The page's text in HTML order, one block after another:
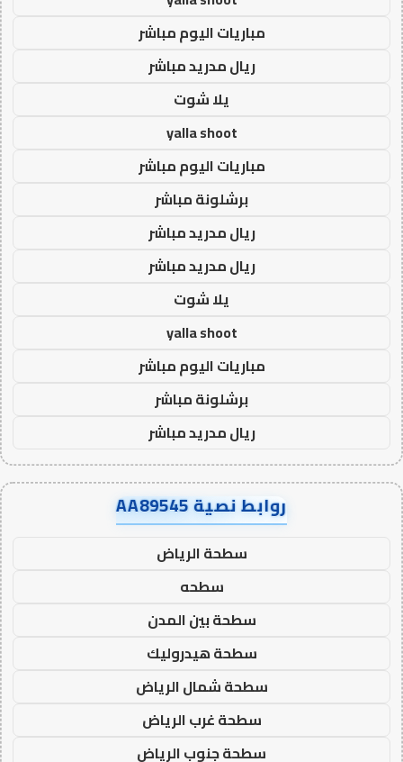
مباريات اليوم مباشر
ريال مدريد مباشر
يلا شوت
yalla shoot
مباريات اليوم مباشر
برشلونة مباشر
ريال مدريد مباشر
ريال مدريد مباشر
يلا شوت
yalla shoot
مباريات اليوم مباشر
برشلونة مباشر
ريال مدريد مباشر
روابط نصية AA89545
سطحة الرياض
سطحه
سطحة بين المدن
سطحة هيدروليك
سطحة شمال الرياض
سطحة غرب الرياض
سطحة جنوب الرياض